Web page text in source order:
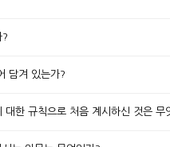
?
담겨 있는가?
한 규칙으로 처음 계시하신 것은 무